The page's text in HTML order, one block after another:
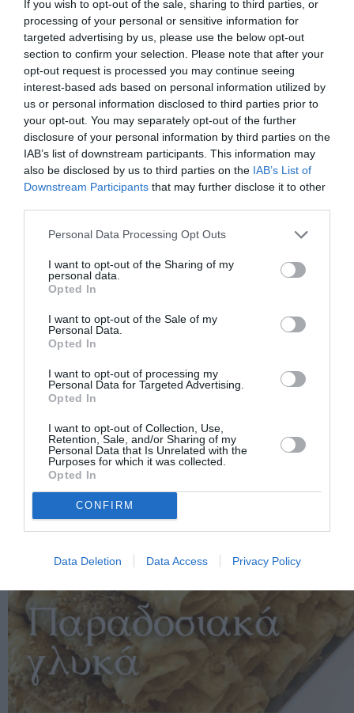
If you wish to opt-out of the sale, sharing to third parties, or
processing of your personal or sensitive information for
targeted advertising by us, please use the below opt-out
section to confirm your selection. Please note that after your
opt-out request is processed you may continue seeing
interest-based ads based on personal information utilized by
us or personal information disclosed to third parties prior to
your opt-out. You may separately opt-out of the further
disclosure of your personal information by third parties on the
IAB’s list of downstream participants. This information may
also be disclosed by us to third parties on the IAB’s List of
Downstream Participants that may further disclose it to other
Personal Data Processing Opt Outs
I want to opt-out of the Sharing of my
personal data.
Opted In
I want to opt-out of the Sale of my
Personal Data.
Opted In
I want to opt-out of processing my
Personal Data for Targeted Advertising.
Opted In
I want to opt-out of Collection, Use,
Retention, Sale, and/or Sharing of my
Personal Data that Is Unrelated with the
Purposes for which it was collected.
Opted In
CONFIRM
Data Deletion Data Access Privacy Policy